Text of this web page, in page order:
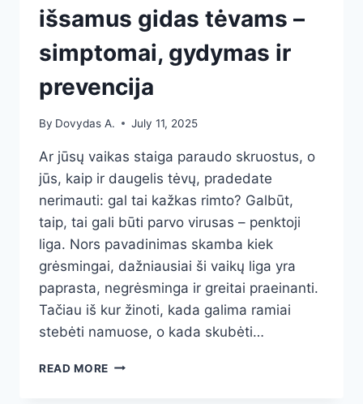
išsamus gidas tėvams –
simptomai, gydymas ir
prevencija
By Dovydas A. July 11, 2025
Ar jūsų vaikas staiga paraudo skruostus, o
jūs, kaip ir daugelis tėvų, pradedate
nerimauti: gal tai kažkas rimto? Galbūt,
taip, tai gali būti parvo virusas – penktoji
liga. Nors pavadinimas skamba kiek
grėsmingai, dažniausiai ši vaikų liga yra
paprasta, negrėsminga ir greitai praeinanti.
Tačiau iš kur žinoti, kada galima ramiai
stebėti namuose, o kada skubėti…
READ MORE PARVO